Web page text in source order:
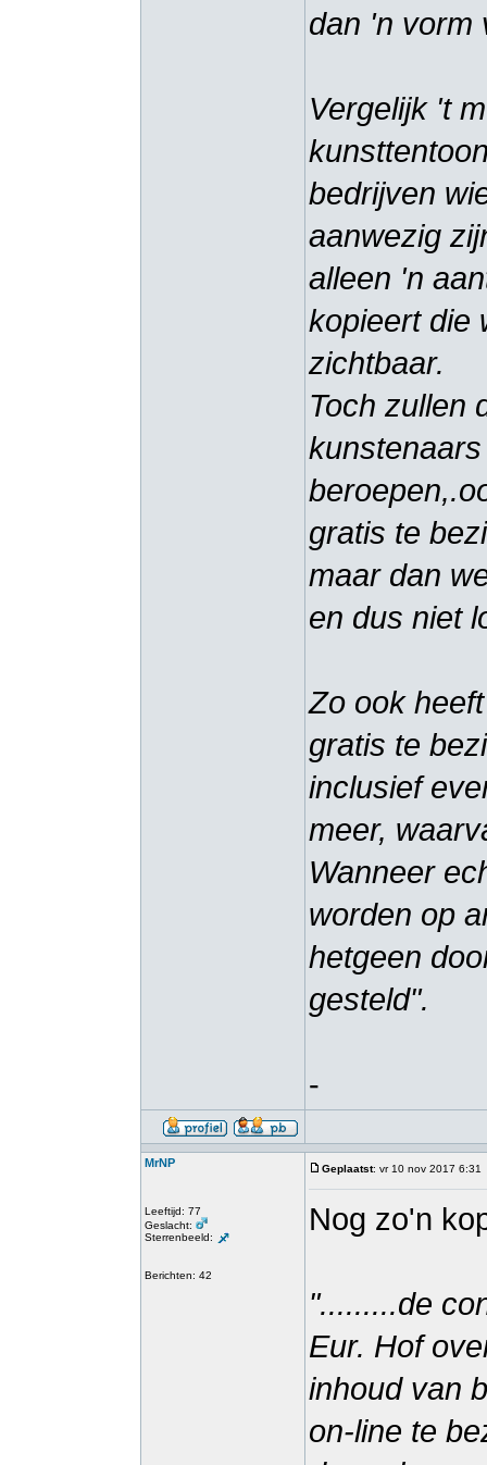
dan 'n vorm
Vergelijk 't
bedrijven
aanwezig
alleen 'n
kopieert die
zichtbaar.
Toch zullen
gratis te
maar dan
en dus niet
Zo ook
gratis te
inclusief
meer,
Wanneer
worden op
hetgeen
gesteld".
-
MrNP
Leeftijd: 77
Geslacht:
Sterrenbeeld:
Berichten: 42
Geplaatst: vr 10 nov 2017 6:31
Nog zo'n
".........de
Eur. Hof
inhoud van
on-line te